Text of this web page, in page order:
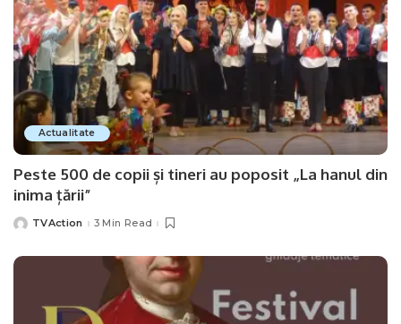
Actualitate
Peste 500 de copii și tineri au poposit „La hanul din
inima țării”
PostedTVAction 3 Min Read